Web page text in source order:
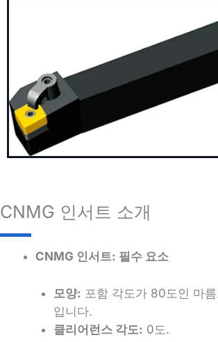
CNMG 인서트 소개
CNMG 인서트: 필수 요소
모양: 포함 각도가 80도인 마
입니다.
클리어런스 각도: 0도.